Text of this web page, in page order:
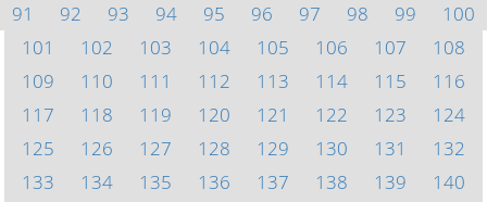
91
92 93 94 95 96 97 98 99
100
101
102 103 104 105 106 107
108
109
110 111 112 113 114 115
116
117
118 119 120 121 122 123
124
125
126 127 128 129 130 131
132
133
134 135 136 137 138 139
140